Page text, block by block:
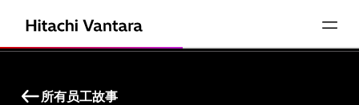
所有员工故事